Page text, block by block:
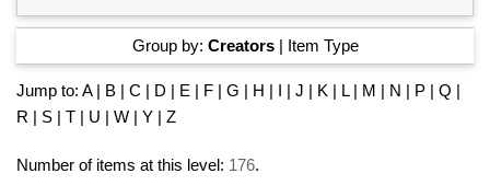
Group by: Creators| Item Type
Jump to: A| B| C D E| F| G H J K| L| M N P| Q
R
S| T| U W| Y| Z
Number of items at this level: 176.